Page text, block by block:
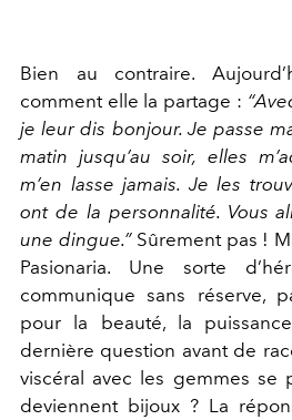
Bien au contraire.
comment elle la partage :
je leur dis bonjour. Je passe
matin jusqu’au soir, elles
m’en lasse jamais. Je les
ont de la personnalité. Vous
une dingue.” Sûrement pas !
Pasionaria. Une sorte
communique sans réserve,
pour la beauté, la
dernière question avant de
viscéral avec les gemmes se
deviennent bijoux ? La